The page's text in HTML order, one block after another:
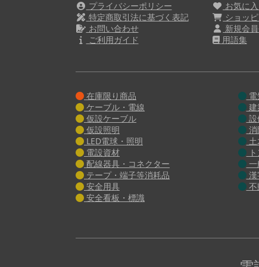
プライバシーポリシー
特定商取引法に基づく表記
お問い合わせ
ご利用ガイド
お気に入
ショッ
新規会
用語集
在庫限り商品
ケーブル・電線
仮設ケーブル
仮設照明
LED電球・照明
電設資材
配線器具・コネクター
テープ・端子等消耗品
安全用具
安全看板・標識
電
建
設
消
土
ト
一
漢
不